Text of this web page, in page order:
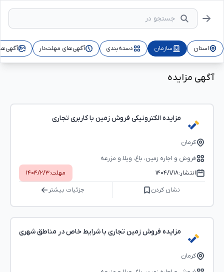
استان سازمان دسته‌بندی آگهی‌های مهلت‌دار
آگهی مزایده
مزایده الکترونیکی فروش زمین با کاربری تجاری
کرمان
فروش و اجاره زمین، باغ، ویلا و مزرعه
انتشار:۱۴۰۴/۱/۱۸ مهلت:۱۴۰۴/۲/۳
نشان کردن جزئیات بیشتر
مزایده فروش زمین تجاری با شرایط خاص در مناطق شهری
کرمان